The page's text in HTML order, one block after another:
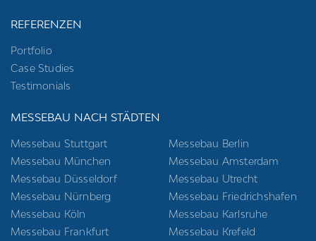
REFERENZEN
Portfolio
Case Studies
Testimonials
MESSEBAU NACH STÄDTEN
Messebau Stuttgart
Messebau München
Messebau Düsseldorf
Messebau Nürnberg
Messebau Köln
Messebau Frankfurt
Messebau Berlin
Messebau Amsterdam
Messebau Utrecht
Messebau Friedrichshafen
Messebau Karlsruhe
Messebau Krefeld